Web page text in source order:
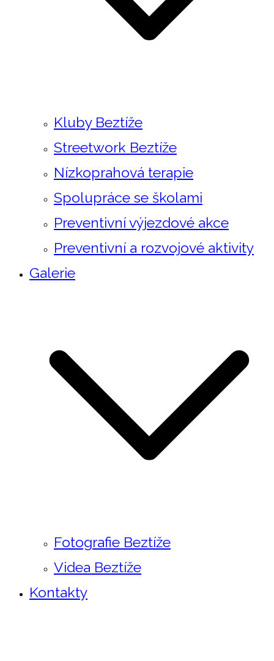
Kluby Beztíže
Streetwork Beztíže
Nízkoprahová terapie
Spolupráce se školami
Preventivní výjezdové akce
Preventivní a rozvojové aktivity
Galerie
Fotografie Beztíže
Videa Beztíže
Kontakty